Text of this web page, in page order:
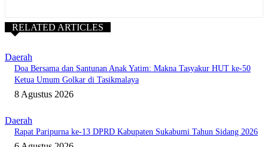
RELATED ARTICLES
Daerah
Doa Bersama dan Santunan Anak Yatim: Makna Tasyakur HUT ke-50
Ketua Umum Golkar di Tasikmalaya
8 Agustus 2026
Daerah
Rapat Paripurna ke-13 DPRD Kabupaten Sukabumi Tahun Sidang 2026